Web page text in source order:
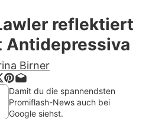
Stars
& Serien
& Liebe
reflektiert
Antidepressiva
Birner
Damit du die spannendsten
Promiflash-News auch bei
Google siehst.